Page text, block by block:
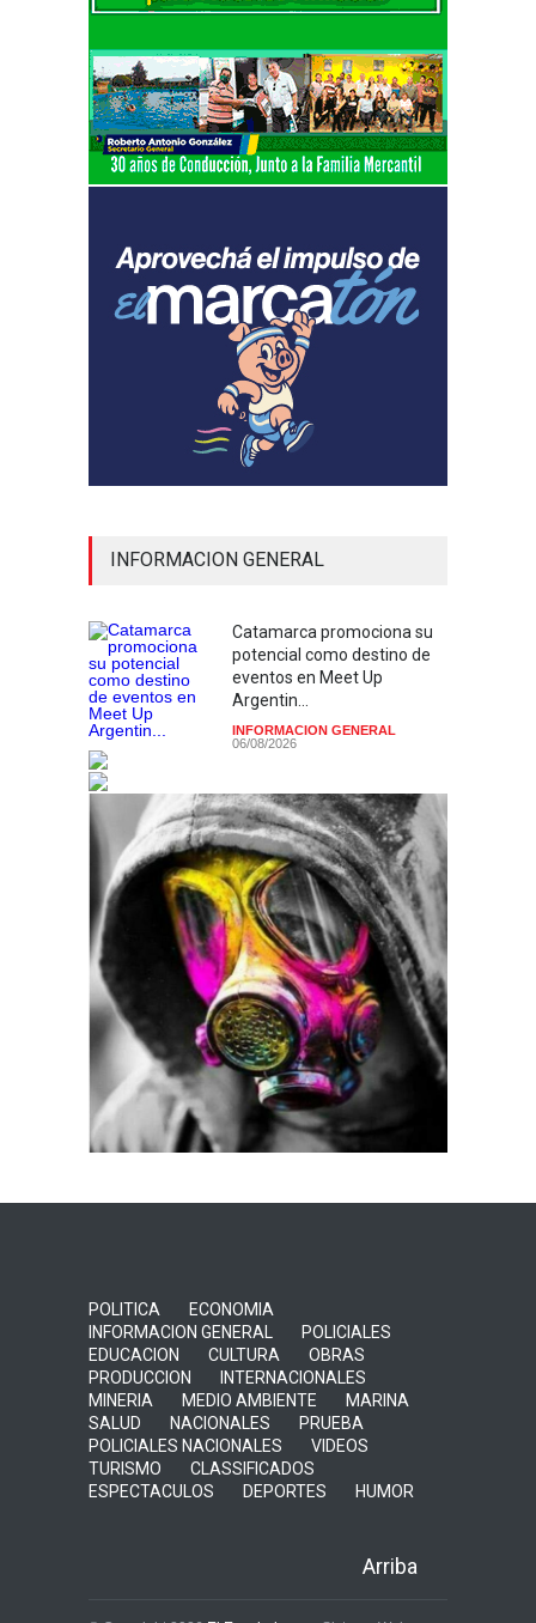
INFORMACION GENERAL
Catamarca promociona su
potencial como destino de
eventos en Meet Up
Argentin...
INFORMACION GENERAL
06/08/2026
POLITICA
ECONOMIA
INFORMACION GENERAL
POLICIALES
EDUCACION
CULTURA
OBRAS
PRODUCCION
INTERNACIONALES
MINERIA
MEDIO AMBIENTE
MARINA
SALUD
NACIONALES
PRUEBA
POLICIALES NACIONALES
VIDEOS
TURISMO
CLASSIFICADOS
ESPECTACULOS
DEPORTES HUMOR
Arriba